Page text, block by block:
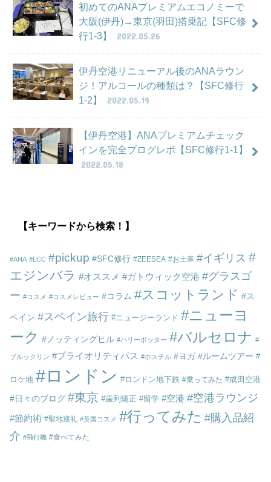
初めてのANAプレミアムエコノミーで
大阪(伊丹)→東京(羽田)搭乗記【SFC修
行1-3】
2022.05.26
伊丹空港リニューアル後のANAラウン
ジ！アルコールの種類は？【SFC修行
1-2】
2022.05.19
【伊丹空港】ANAプレミアムチェック
インを完全ブログレポ【SFC修行1-1】
2022.05.18
【キーワードから検索！】
ANA LCC pickup SFC修行 ZEESEA お土産 イギリス
エジンバラ オススメ ガトウィック空港
グラスゴ
ー
コスメ コスメレビュー コラム スコットランド ス
ペイン スペイン旅行 ニュージーランド
ニューヨ
ーク
ノッティングヒル ハリーポッター バルセロナ
ブルックリン プライオリティパス ホステル ヨガ ルームツアー
ロケ地 ロンドン ロンドン地下鉄 乗ってみた 成田空港
日々のブログ 東京 歯列矯正 留学 空港 空港ラウンジ
節約術 聖地巡礼 英国コスメ 行ってみた
購入品紹
介
飛行機 食べてみた